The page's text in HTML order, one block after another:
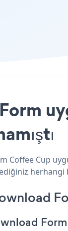
Coffee Cup
herhangi